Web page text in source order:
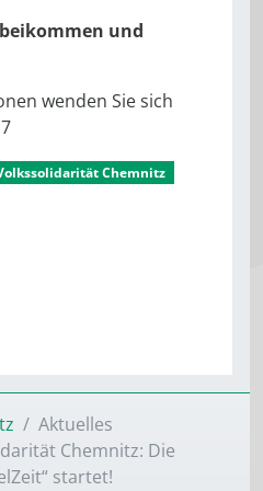
und
wenden Sie sich
Chemnitz
Aktuelles
Chemnitz: Die
startet!